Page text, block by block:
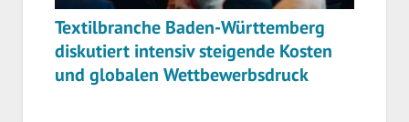
Textilbranche Baden-Württemberg
diskutiert intensiv steigende Kosten
und globalen Wettbewerbsdruck